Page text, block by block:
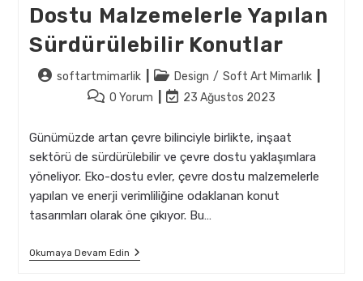
Dostu Malzemelerle Yapılan
Sürdürülebilir Konutlar
Postsoftartmimarlik
Post
category:
Design / Soft Art Mimarlık
Post0 Yorum
Post
modified:
23 Ağustos 2023
Günümüzde artan çevre bilinciyle birlikte, inşaat
sektörü de sürdürülebilir ve çevre dostu yaklaşımlara
yöneliyor. Eko-dostu evler, çevre dostu malzemelerle
yapılan ve enerji verimliliğine odaklanan konut
tasarımları olarak öne çıkıyor. Bu…
Okumaya Devam EdinEko-
Dostu